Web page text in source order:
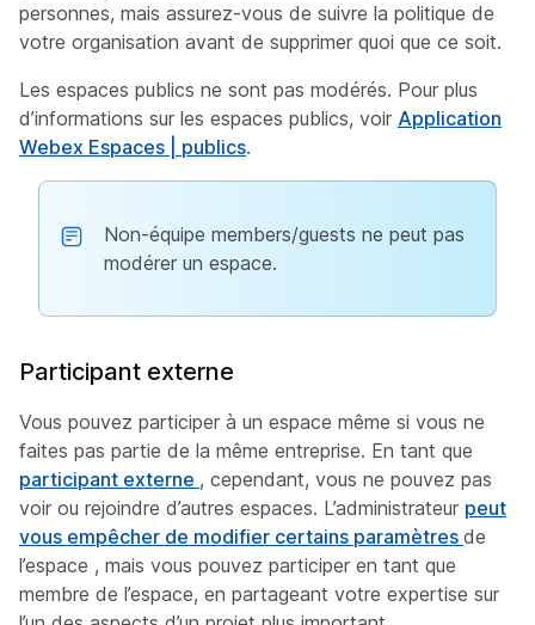
personnes, mais assurez-vous de suivre la politique de
votre organisation avant de supprimer quoi que ce soit.
Les espaces publics ne sont pas modérés. Pour plus
d’informations sur les espaces publics, voir Application
Webex Espaces | publics.
Non-équipe members/guests ne peut pas
modérer un espace.
Participant externe
Vous pouvez participer à un espace même si vous ne
faites pas partie de la même entreprise. En tant que
participant externe , cependant, vous ne pouvez pas
voir ou rejoindre d’autres espaces. L’administrateur peut
vous empêcher de modifier certains paramètres de
l’espace , mais vous pouvez participer en tant que
membre de l’espace, en partageant votre expertise sur